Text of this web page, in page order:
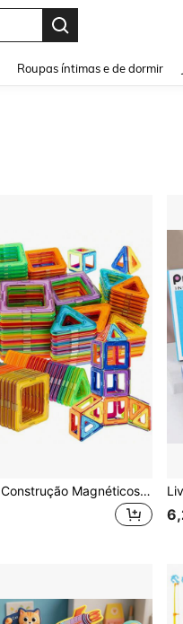
Roupas íntimas e de dormir
Blocos de Construção Magnéticos, Resistentes, Brinquedos STEM Adequados para Meninos e Meninas a partir de 3 Anos, Educativos e Divertidos, Jogo de Quebra-Cabeça para Crianças em Idade Pré-Escolar, Blocos Magnéticos 3D (Pequenos/Grandes)